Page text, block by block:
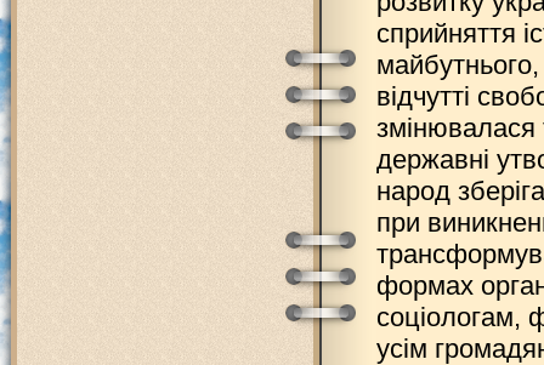
сприйняття
відчутті
змінювалася
державні
народ
при
формах
соціологам,
усім